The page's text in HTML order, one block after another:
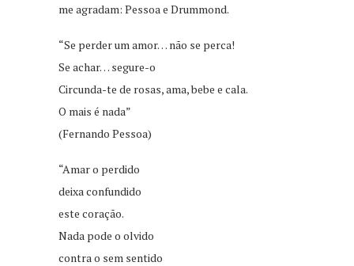
me agradam: Pessoa e Drummond.
“Se perder um amor… não se perca!
Se achar… segure-o
Circunda-te de rosas, ama, bebe e cala.
O mais é nada”
(Fernando Pessoa)
“Amar o perdido
deixa confundido
este coração.
Nada pode o olvido
contra o sem sentido